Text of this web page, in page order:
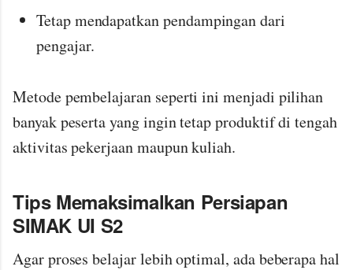
Tetap mendapatkan pendampingan dari
pengajar.
Metode pembelajaran seperti ini menjadi pilihan
banyak peserta yang ingin tetap produktif di tengah
aktivitas pekerjaan maupun kuliah.
Tips Memaksimalkan Persiapan
SIMAK UI S2
Agar proses belajar lebih optimal, ada beberapa hal